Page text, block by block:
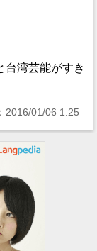
台湾芸能がすき
2016/01/06 1:25